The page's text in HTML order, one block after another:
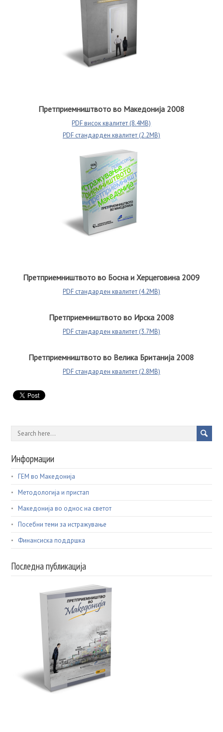
Претприемништвото во Македонија 2008
PDF висок квалитет (8.4MB)
PDF стандарден квалитет (2.2MB)
Претприемништвото во Босна и Херцеговина 2009
PDF стандарден квалитет (4.2MB)
Претприемништвото во Ирска 2008
PDF стандарден квалитет (3.7MB)
Претприемништвото во Велика Британија 2008
PDF стандарден квалитет (2.8MB)
Информации
ГЕМ во Македонија
Методологија и пристап
Македонија во однос на светот
Посебни теми за истражување
Финансиска поддршка
Последна публикација